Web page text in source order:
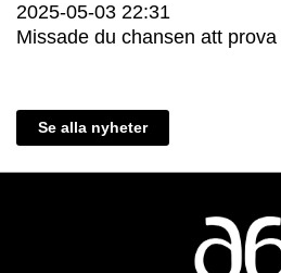
2025-05-03 22:31
Missade du chansen att
Se alla nyheter